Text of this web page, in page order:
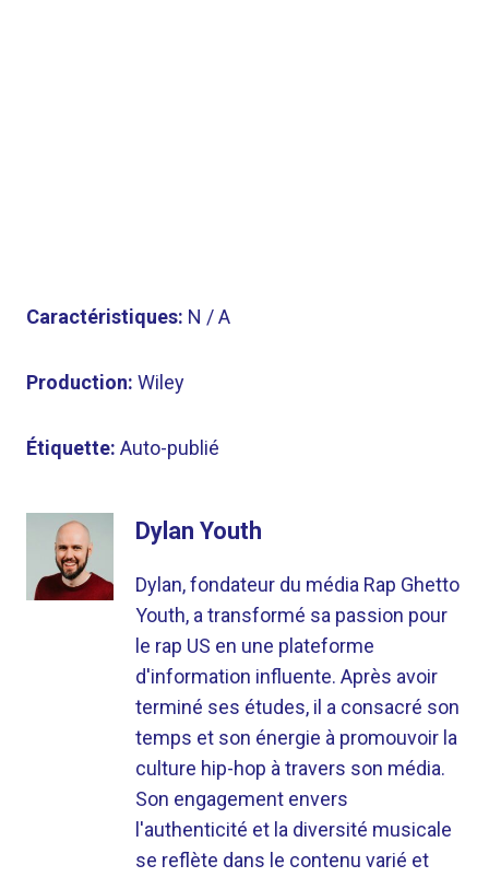
Caractéristiques: N / A
Production: Wiley
Étiquette: Auto-publié
Dylan Youth
Dylan, fondateur du média Rap Ghetto
Youth, a transformé sa passion pour
le rap US en une plateforme
d'information influente. Après avoir
terminé ses études, il a consacré son
temps et son énergie à promouvoir la
culture hip-hop à travers son média.
Son engagement envers
l'authenticité et la diversité musicale
se reflète dans le contenu varié et